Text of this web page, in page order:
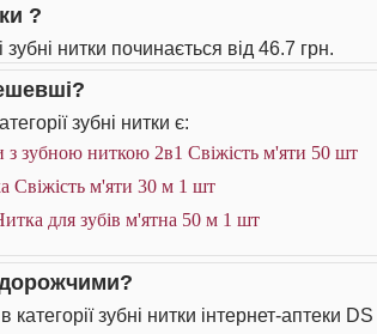
?
зубні нитки починається від 46.7 грн.
зубні нитки є:
з зубною ниткою 2в1 Свіжість м'яти 50 шт
Свіжість м'яти 30 м 1 шт
для зубів м'ятна 50 м 1 шт
зубні нитки інтернет-аптеки DS